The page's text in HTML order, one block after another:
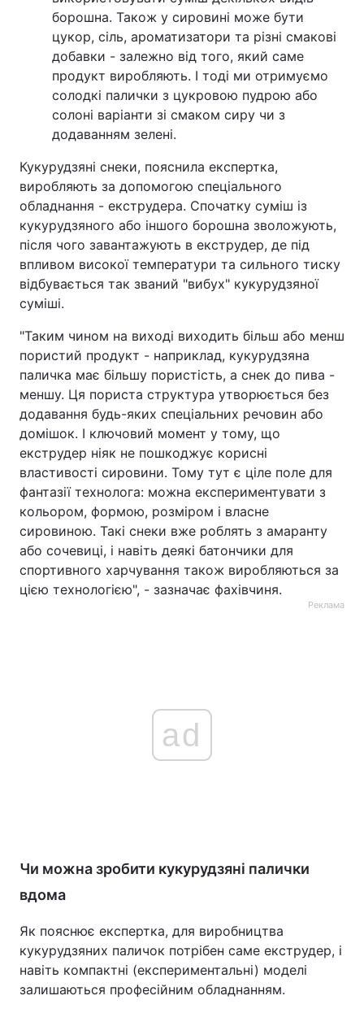
борошна. Також у сировині може бути
цукор, сіль, ароматизатори та різні смакові
добавки - залежно від того, який саме
продукт виробляють. І тоді ми отримуємо
солодкі палички з цукровою пудрою або
солоні варіанти зі смаком сиру чи з
додаванням зелені.
Кукурудзяні снеки, пояснила експертка,
виробляють за допомогою спеціального
обладнання - екструдера. Спочатку суміш із
кукурудзяного або іншого борошна зволожують,
після чого завантажують в екструдер, де під
впливом високої температури та сильного тиску
відбувається так званий "вибух" кукурудзяної
суміші.
"Таким чином на виході виходить більш або менш
пористий продукт - наприклад, кукурудзяна
паличка має більшу пористість, а снек до пива -
меншу. Ця пориста структура утворюється без
додавання будь-яких спеціальних речовин або
домішок. І ключовий момент у тому, що
екструдер ніяк не пошкоджує корисні
властивості сировини. Тому тут є ціле поле для
фантазії технолога: можна експериментувати з
кольором, формою, розміром і власне
сировиною. Такі снеки вже роблять з амаранту
або сочевиці, і навіть деякі батончики для
спортивного харчування також виробляються за
цією технологією", - зазначає фахівчиня.
Реклама
ad
Чи можна зробити кукурудзяні палички
вдома
Як пояснює експертка, для виробництва
кукурудзяних паличок потрібен саме екструдер, і
навіть компактні (експериментальні) моделі
залишаються професійним обладнанням.